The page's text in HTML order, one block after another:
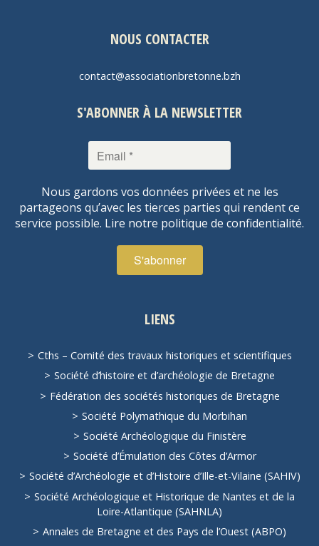
NOUS CONTACTER
contact@associationbretonne.bzh
S'ABONNER À LA NEWSLETTER
Nous gardons vos données privées et ne les
partageons qu’avec les tierces parties qui rendent ce
service possible. Lire notre politique de confidentialité.
LIENS
Cths – Comité des travaux historiques et scientifiques
Société d’histoire et d’archéologie de Bretagne
Fédération des sociétés historiques de Bretagne
Société Polymathique du Morbihan
Société Archéologique du Finistère
Société d’Émulation des Côtes d’Armor
Société d’Archéologie et d’Histoire d’Ille-et-Vilaine (SAHIV)
Société Archéologique et Historique de Nantes et de la
Loire-Atlantique (SAHNLA)
Annales de Bretagne et des Pays de l’Ouest (ABPO)